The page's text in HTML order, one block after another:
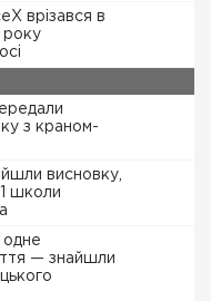
врізався в
року
з краном-
висновку,
школи
одне
— знайшли